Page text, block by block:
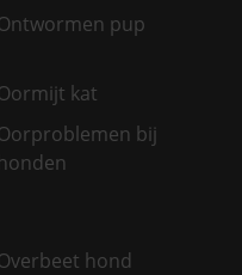
pup
kat
bij
hond